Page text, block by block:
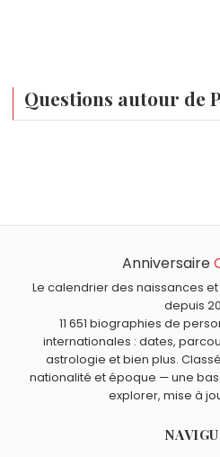
Questions autour de
Anniversaire
Le calendrier des naissances
depuis
11 651 biographies de
internationales : dates,
astrologie et bien plus.
nationalité et époque — une
explorer, mise à